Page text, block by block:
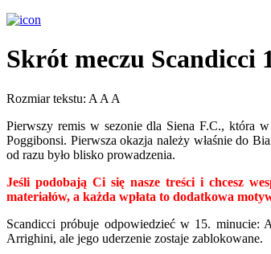
Skrót meczu Scandicci
Rozmiar tekstu: A A A
Pierwszy remis w sezonie dla Siena F.C., która
Poggibonsi. Pierwsza okazja należy właśnie do
od razu było blisko prowadzenia.
Jeśli podobają Ci się nasze treści i chcesz
materiałów, a każda wpłata to dodatkowa
Scandicci próbuje odpowiedzieć w 15. minucie:
Arrighini, ale jego uderzenie zostaje zablokowane.